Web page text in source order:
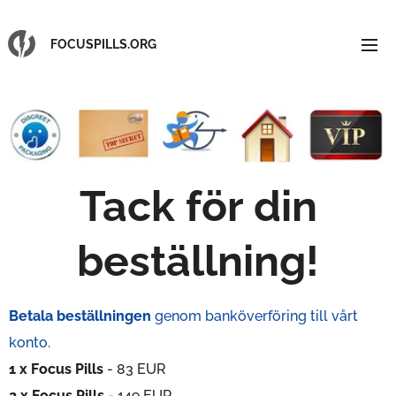
FOCUSPILLS.ORG
Tack för din
beställning!
Betala beställningen genom banköverföring till vårt
konto.
1 x Focus Pills - 83 EUR